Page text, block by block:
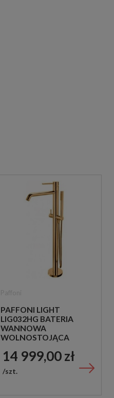
PAFFONI LIGHT
LIG032HG BATERIA
WANNOWA
WOLNOSTOJĄCA
14 999,00 zł
szt.